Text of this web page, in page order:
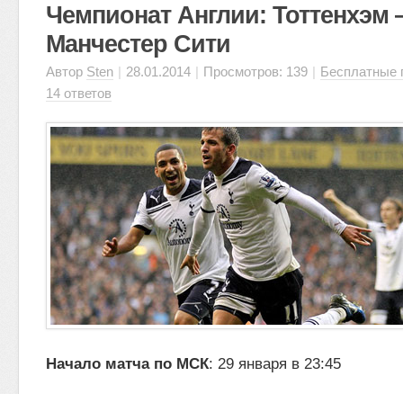
Чемпионат Англии: Тоттенхэм
Манчестер Сити
Автор Sten | 28.01.2014 | Просмотров: 139 | Бесплатные
14 ответов
Начало матча по МСК: 29 января в 23:45